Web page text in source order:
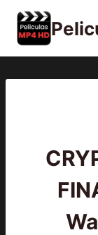
Saltar
contenido